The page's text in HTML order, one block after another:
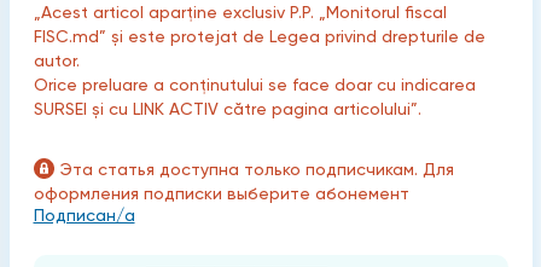
„Acest articol aparține exclusiv P.P. „Monitorul fiscal
FISC.md” și este protejat de Legea privind drepturile de
autor.
Orice preluare a conținutului se face doar cu indicarea
SURSEI și cu LINK ACTIV către pagina articolului”.
Эта статья доступна только подписчикам. Для
оформления подписки выберите абонемент
Подписан/а